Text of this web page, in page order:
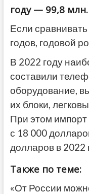
году — 99,8 млн.
Если
годов, годовой
В 2022 году
составили
оборудование,
их блоки,
При этом импорт
с 18 000
долларов в 2022
Также по теме:
«От России